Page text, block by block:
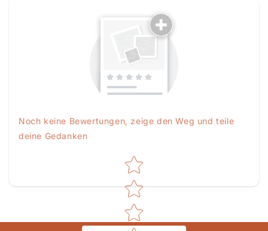
Noch keine Bewertungen, zeige den Weg und teile
deine Gedanken
Star rating